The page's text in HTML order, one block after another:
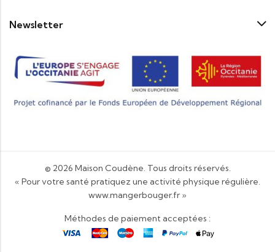
Newsletter
© 2026 Maison Coudène. Tous droits réservés.
« Pour votre santé pratiquez une activité physique régulière.
www.mangerbouger.fr »
Méthodes de paiement acceptées :